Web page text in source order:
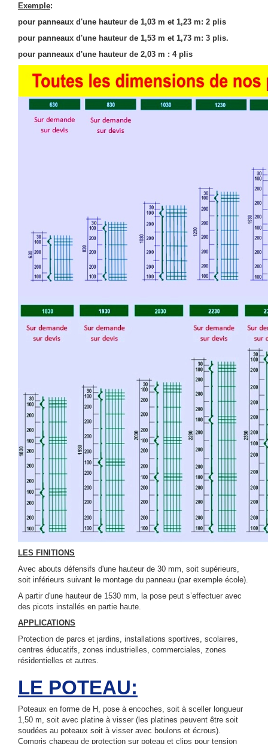
Exemple:
pour panneaux d'une hauteur de 1,03 m et 1,23 m: 2 plis
pour panneaux d'une hauteur de 1,53 m et 1,73 m: 3 plis.
pour panneaux d'une hauteur de 2,03 m : 4 plis
LES FINITIONS
Avec abouts défensifs d'une hauteur de 30 mm, soit supérieurs,
soit inférieurs suivant le montage du panneau (par exemple école).
A partir d'une hauteur de 1530 mm, la pose peut s’effectuer avec
des picots installés en partie haute.
APPLICATIONS
Protection de parcs et jardins, installations sportives, scolaires,
centres éducatifs, zones industrielles, commerciales, zones
résidentielles et autres.
LE POTEAU:
Poteaux en forme de H, pose à encoches, soit à sceller longueur
1,50 m, soit avec platine à visser (les platines peuvent être soit
soudées au poteaux soit à visser avec boulons et écrous).
Compris chapeau de protection sur poteau et clips pour tension